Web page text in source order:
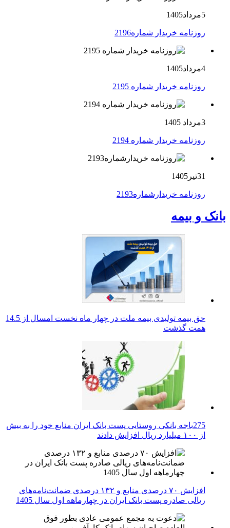
5مرداد1405
روزنامه خریدار شماره2196
4مرداد1405
روزنامه خریدار شماره 2195
3مرداد 1405
روزنامه خریدار شماره 2194
31تیر1405
روزنامه خریدارشماره2193
بانک و بیمه
حق بیمه تولیدی بیمه ملت در چهار ماه نخست امسال از 14.5
همت گذشت
275باجه بانکی روستایی پست بانک ایران منابع خود را به بیش
از ۱۰۰ میلیارد ریال افزایش دادند
افزایش ۷۰ درصدی منابع و ۱۳۲ درصدی ضمانت‌نامه‌های
ریالی صادره پست بانک ایران در چهارماهه اول سال 1405